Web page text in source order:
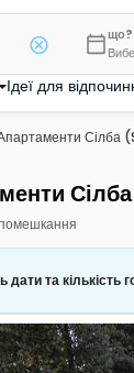
Ідеї для
Сілба
що?
дати та кількість